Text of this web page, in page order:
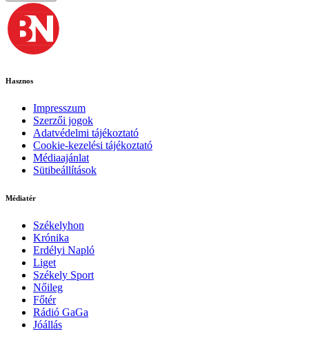
Hasznos
Impresszum
Szerzői jogok
Adatvédelmi tájékoztató
Cookie-kezelési tájékoztató
Médiaajánlat
Sütibeállítások
Médiatér
Székelyhon
Krónika
Erdélyi Napló
Liget
Székely Sport
Nőileg
Főtér
Rádió GaGa
Jóállás